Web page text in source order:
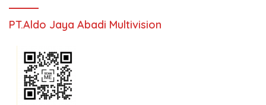
PT.Aldo Jaya Abadi Multivision